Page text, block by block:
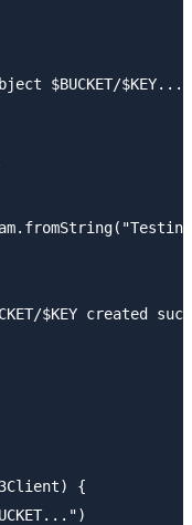
$BUCKET/
$KEY created
{